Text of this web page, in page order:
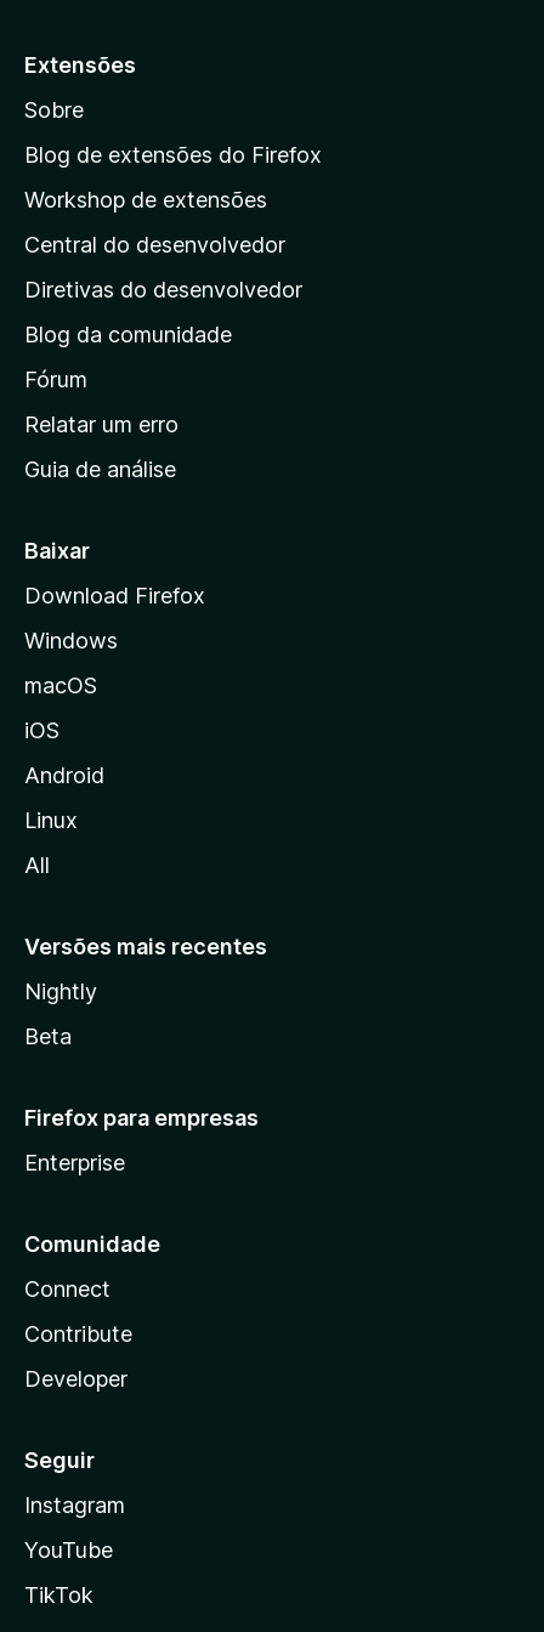
a
a
a
á
g
i
a
i
n
c
a
d
a
z
i
a
Extensões
Sobre
Blog de extensões do Firefox
Workshop de extensões
Central do desenvolvedor
Diretivas do desenvolvedor
Blog da comunidade
Fórum
Relatar um erro
Guia de análise
Baixar
Download Firefox
Windows
macOS
iOS
Android
Linux
All
Versões mais recentes
Nightly
Beta
Firefox para empresas
Enterprise
Comunidade
Connect
Contribute
Developer
Seguir
Instagram
YouTube
TikTok